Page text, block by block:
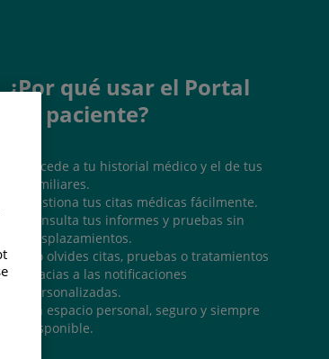
¿Por qué usar el Portal
del paciente?
Accede a tu historial médico y el de tus
familiares.
Gestiona tus citas médicas fácilmente.
Consulta tus informes y pruebas sin
desplazamientos.
No olvides citas, pruebas o tratamientos
gracias a las notificaciones
personalizadas.
Un espacio personal, seguro y siempre
disponible.